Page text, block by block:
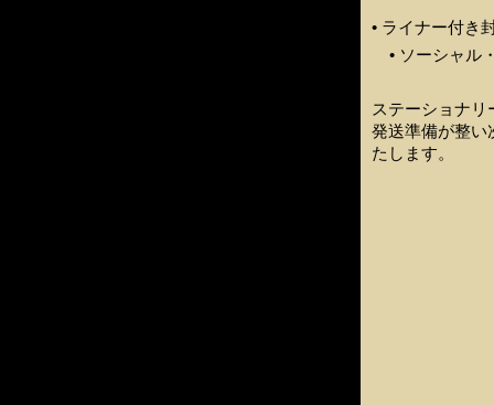
• ライナー付き
• ソーシャル
ステーショナ
発送準備が整い
たします。